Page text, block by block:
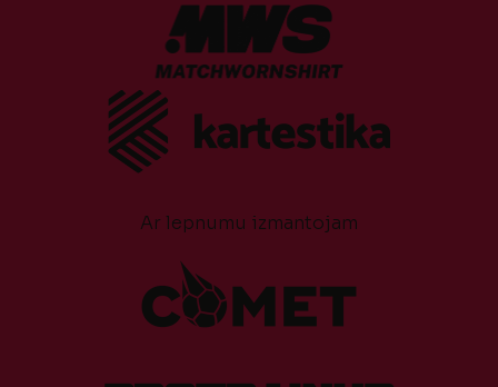
Ar lepnumu izmantojam